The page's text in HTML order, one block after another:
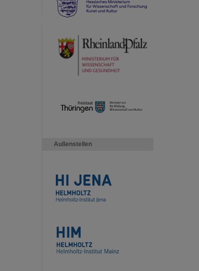
Außenstellen